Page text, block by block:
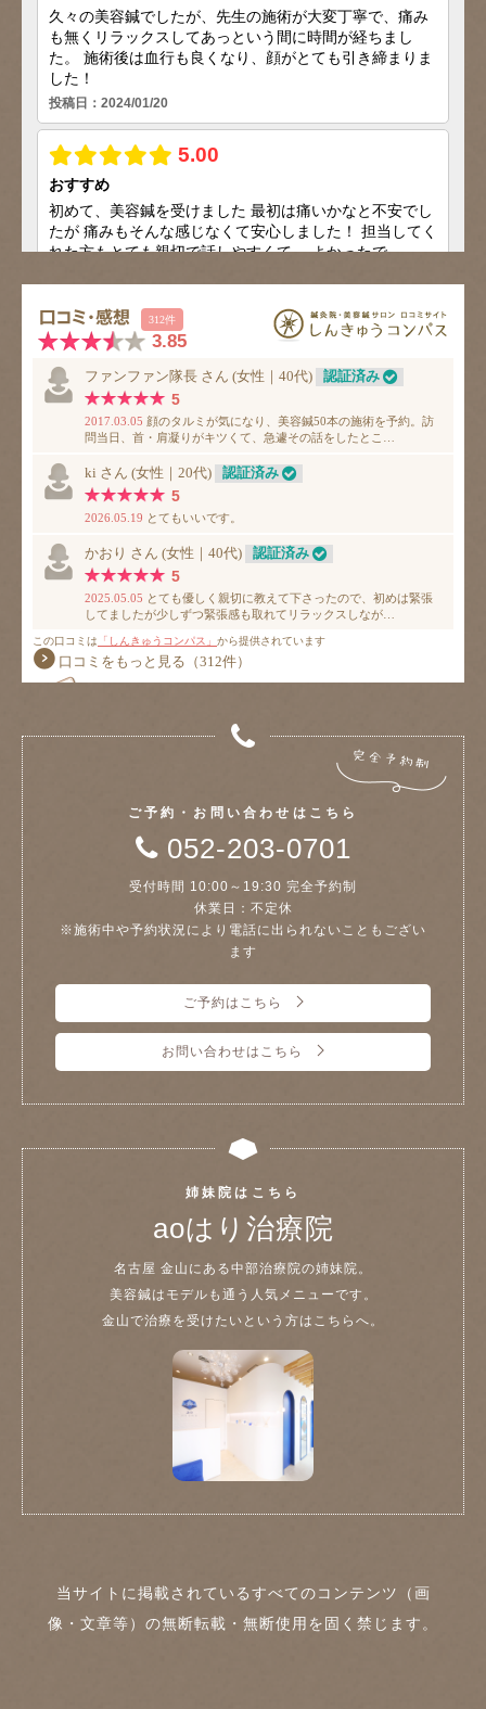
ご予約・お問い合わせはこちら
052-203-0701
受付時間 10:00～19:30 完全予約制
休業日：不定休
※施術中や予約状況により電話に出られないこともござい
ます
ご予約はこちら
お問い合わせはこちら
姉妹院はこちら
aoはり治療院
名古屋 金山にある中部治療院の姉妹院。
美容鍼はモデルも通う人気メニューです。
金山で治療を受けたいという方はこちらへ。
当サイトに掲載されているすべてのコンテンツ（画
像・文章等）の無断転載・無断使用を固く禁じます。